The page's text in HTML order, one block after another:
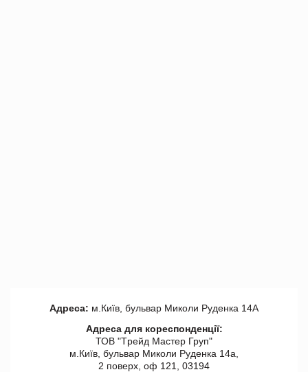
Адреса: м.Київ, бульвар Миколи Руденка 14А
Адреса для кореспонденції:
ТОВ "Tрейд Мастер Груп"
м.Київ, бульвар Миколи Руденка 14а,
2 поверх, оф 121, 03194